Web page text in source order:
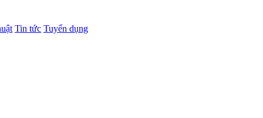
Tin tức Tuyển dụng